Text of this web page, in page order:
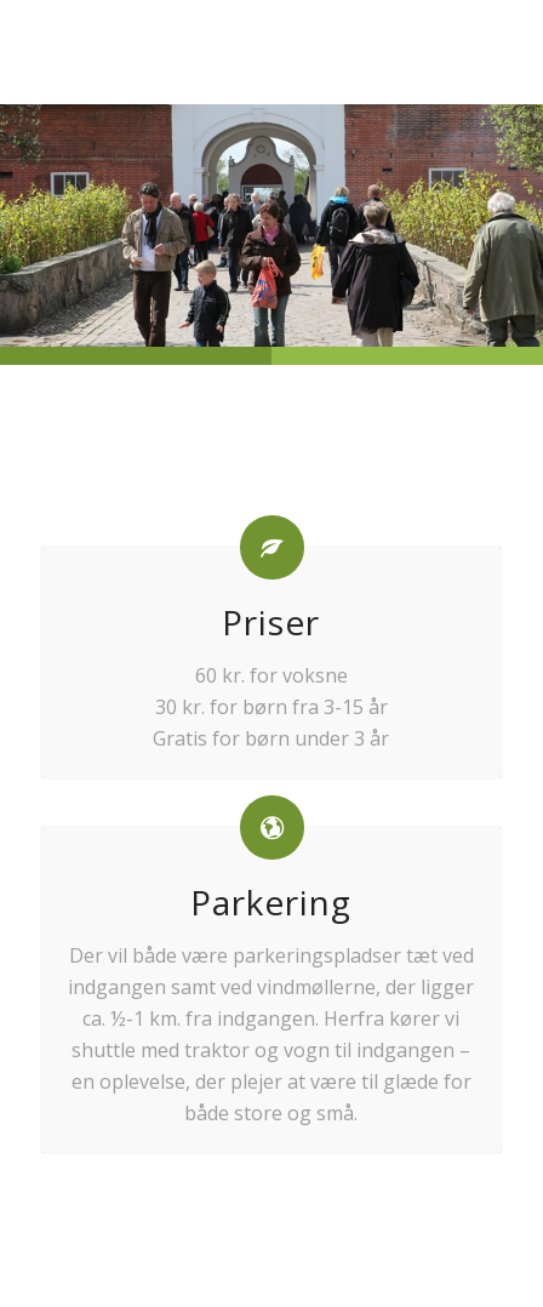
Priser
60 kr. for voksne
30 kr. for børn fra 3-15 år
Gratis for børn under 3 år
Parkering
Der vil både være parkeringspladser tæt ved
indgangen samt ved vindmøllerne, der ligger
ca. ½-1 km. fra indgangen. Herfra kører vi
shuttle med traktor og vogn til indgangen –
en oplevelse, der plejer at være til glæde for
både store og små.